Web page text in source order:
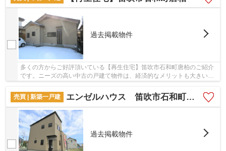
過去掲載物件
多くの方からご好評頂いている【再生住宅】笛吹市石和町唐柏のご紹介
です。ニーズの高い中古の戸建て物件は、経済的なメリットも大きいで
売買 | 新築一戸建
エンゼルハウス 笛吹市石和町山崎⑩
過去掲載物件